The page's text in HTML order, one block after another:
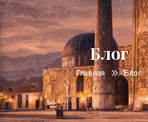
Блог
Главная Блог